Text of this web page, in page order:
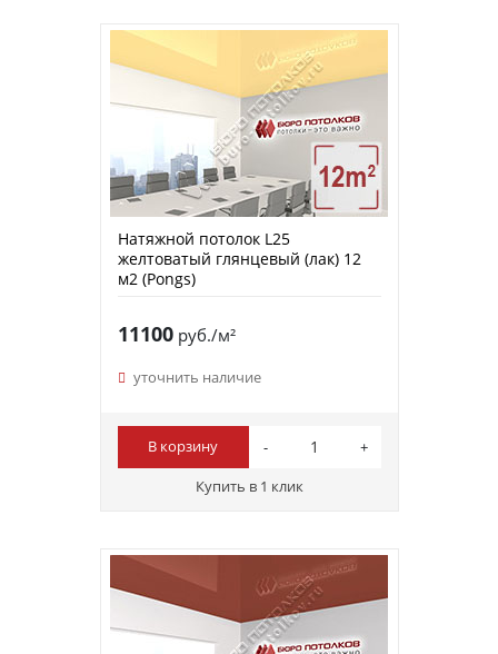
Натяжной потолок L25
желтоватый глянцевый (лак) 12
м2 (Pongs)
11100руб./м²
уточнить наличие
В корзину
Купить в 1 клик